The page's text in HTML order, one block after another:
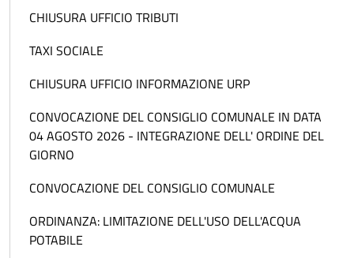
CHIUSURA UFFICIO TRIBUTI
TAXI SOCIALE
CHIUSURA UFFICIO INFORMAZIONE URP
CONVOCAZIONE DEL CONSIGLIO COMUNALE IN DATA
04 AGOSTO 2026 - INTEGRAZIONE DELL' ORDINE DEL
GIORNO
CONVOCAZIONE DEL CONSIGLIO COMUNALE
ORDINANZA: LIMITAZIONE DELL'USO DELL'ACQUA
POTABILE